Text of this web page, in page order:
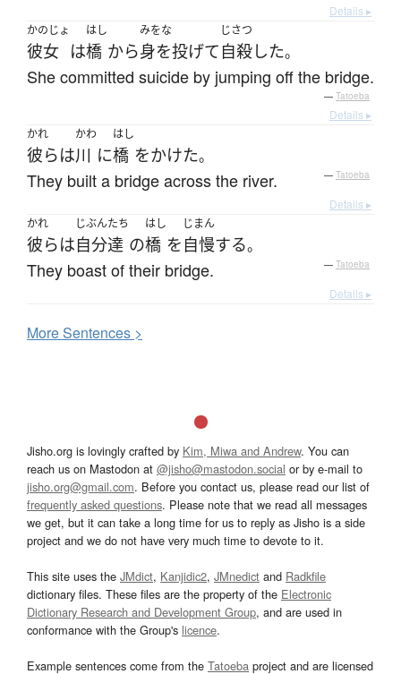
Details ▸
かのじょ
彼女 は
はし
橋 から
みをな
身を投げて
じさつ
自殺した。
She committed suicide by jumping off the bridge.
— Tatoeba
Details ▸
かれ
彼らは
かわ
川 に
はし
橋 をかけた。
They built a bridge across the river. — Tatoeba
Details ▸
かれ
彼らは
じぶん
自分
たち
達 の
はし
橋 を
じまん
自慢する。
They boast of their bridge. — Tatoeba
Details ▸
MoreSentences >
Jisho.org is lovingly crafted by Kim, Miwa and Andrew. You can
reach us on Mastodon at @jisho@mastodon.social or by e-mail to
jisho.org@gmail.com. Before you contact us, please read our list of
frequently asked questions. Please note that we read all messages
we get, but it can take a long time for us to reply as Jisho is a side
project and we do not have very much time to devote to it.
This site uses the JMdict, Kanjidic2, JMnedict and Radkfile
dictionary files. These files are the property of the Electronic
Dictionary Research and Development Group, and are used in
conformance with the Group's licence.
Example sentences come from the Tatoeba project and are licensed